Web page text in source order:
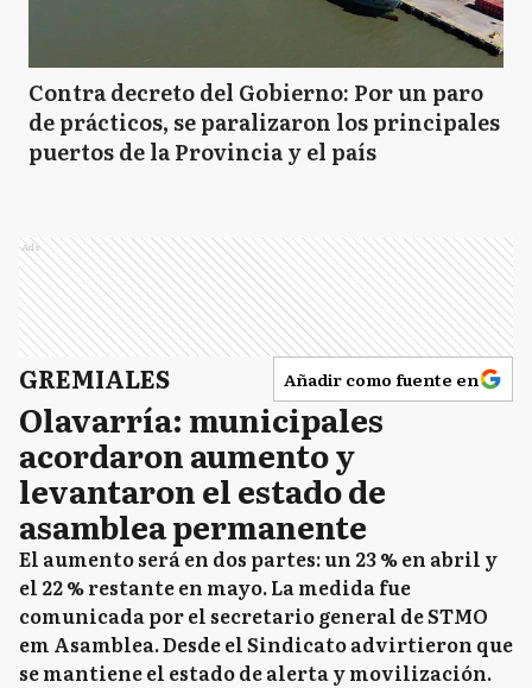
Contra decreto del Gobierno: Por un paro
de prácticos, se paralizaron los principales
puertos de la Provincia y el país
Ads
GREMIALES Añadir como fuente en
Olavarría: municipales
acordaron aumento y
levantaron el estado de
asamblea permanente
El aumento será en dos partes: un 23 % en abril y
el 22 % restante en mayo. La medida fue
comunicada por el secretario general de STMO
em Asamblea. Desde el Sindicato advirtieron que
se mantiene el estado de alerta y movilización.